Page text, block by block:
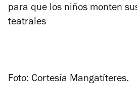
para que los niños monten
teatrales
Foto: Cortesía Mangatíteres.